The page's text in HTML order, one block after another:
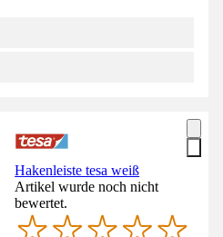
Hakenleiste tesa weiß
Artikel wurde noch nicht
bewertet.